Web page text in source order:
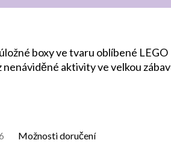
Možnosti doručení
boxy ve tvaru oblíbené LEGO
aktivity ve velkou